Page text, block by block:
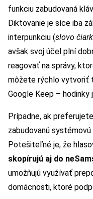
funkciu zabudovaná
Diktovanie je síce iba
interpunkciu (slovo
avšak svoj účel plní
reagovať na správy,
môžete rýchlo vytvoriť
Google Keep –
Prípadne, ak
zabudovanú systémovú
Potešiteľné je, že
skopírujú aj do
umožňujú využívať
domácnosti, ktoré